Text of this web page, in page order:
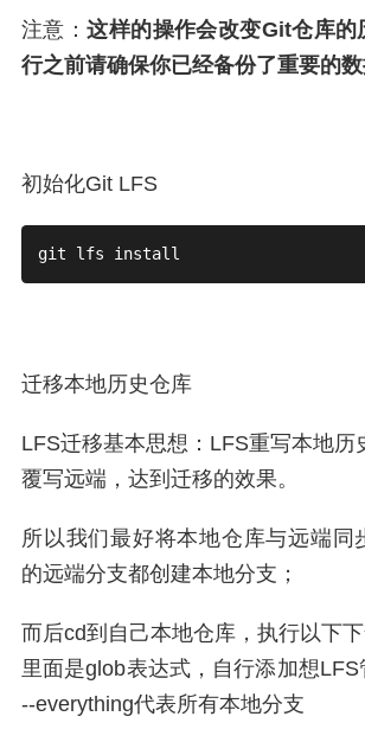
注意：这样的操作会改变Git仓库的
行之前请确保你已经备份了重要的数
初始化Git LFS
git lfs install
迁移本地历史仓库
LFS迁移基本思想：LFS重写本地
覆写远端，达到迁移的效果。
所以我们最好将本地仓库与远端同
的远端分支都创建本地分支；
而后cd到自己本地仓库，执行以下
里面是glob表达式，自行添加想LFS
--everything代表所有本地分支